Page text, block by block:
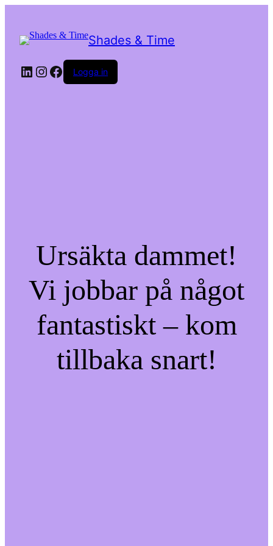
Shades & Time
LinkedIn
Instagram
Facebook
Logga in
Ursäkta dammet!
Vi jobbar på något
fantastiskt – kom
tillbaka snart!